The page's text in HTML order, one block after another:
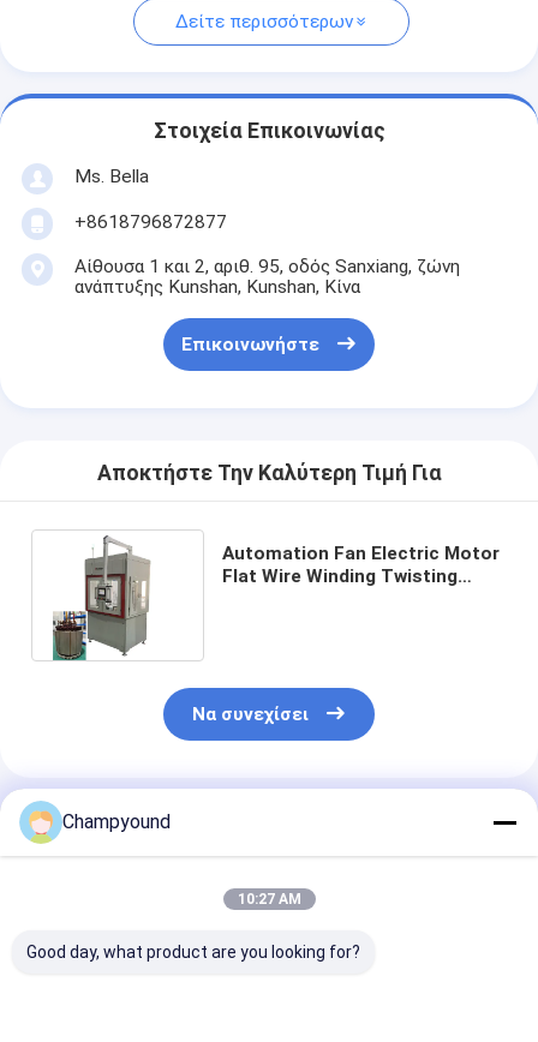
Δείτε περισσότερων
Στοιχεία Επικοινωνίας
Ms. Bella
+8618796872877
Αίθουσα 1 και 2, αριθ. 95, οδός Sanxiang, ζώνη
ανάπτυξης Kunshan, Kunshan, Κίνα
Επικοινωνήστε
Αποκτήστε Την Καλύτερη Τιμή Για
Automation Fan Electric Motor
Flat Wire Winding Twisting
Να συνεχίσει
Συνιστώμενα Προϊόντα
Champyound
10:27 AM
Good day, what product are you looking for?